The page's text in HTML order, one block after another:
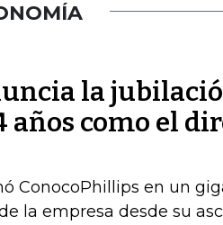
la
años como el
ConocoPhillips en un
la empresa desde su